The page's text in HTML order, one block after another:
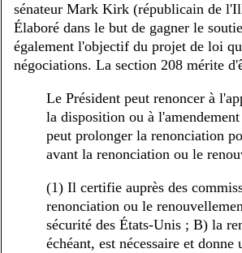
sénateur Mark Kirk (républicain de
Élaboré dans le but de gagner le
également l'objectif du projet de loi
négociations. La section 208 mérite
Le Président peut renoncer à
la disposition ou à
peut prolonger la renonciation
avant la renonciation ou le
(1) Il certifie auprès des
renonciation ou le
sécurité des États-Unis ; B) la
échéant, est nécessaire et